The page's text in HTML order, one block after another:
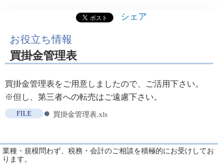
シェア
お役立ち情報
買掛金管理表
買掛金管理表をご用意しましたので、ご活用下さい。
※但し、第三者への転売はご遠慮下さい。
FILE 買掛金管理表.xls
業種・規模問わず、税務・会計のご相談を積極的にお受けしてお
ります。